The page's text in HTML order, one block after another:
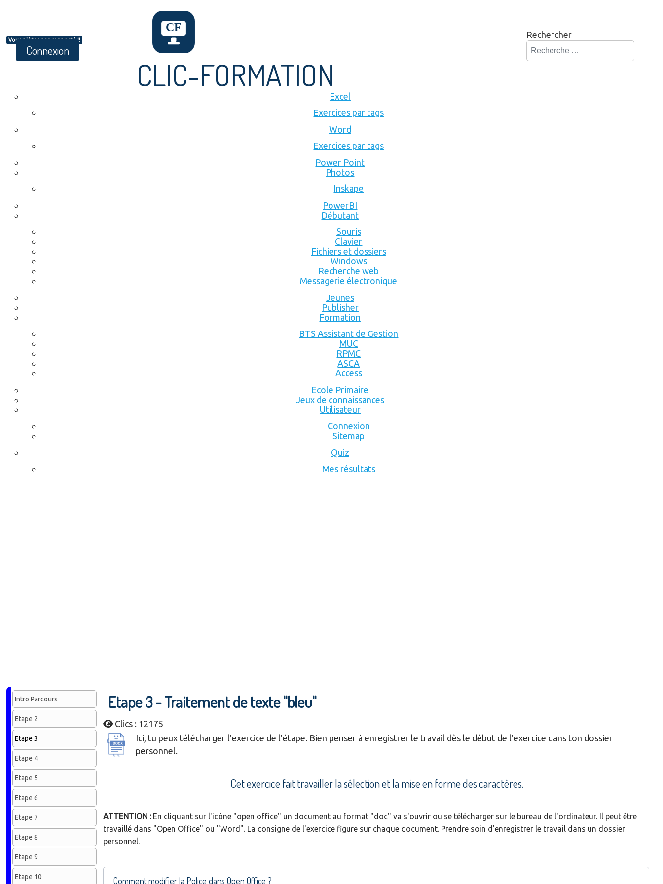
Vous n'êtes pas connecté !!
Connexion
CLIC-FORMATION
Rechercher
Excel
Exercices par tags
Word
Exercices par tags
Power Point
Photos
Inskape
PowerBI
Débutant
Souris
Clavier
Fichiers et dossiers
Windows
Recherche web
Messagerie électronique
Jeunes
Publisher
Formation
BTS Assistant de Gestion
MUC
RPMC
ASCA
Access
Ecole Primaire
Jeux de connaissances
Utilisateur
Connexion
Sitemap
Quiz
Mes résultats
Intro Parcours
Etape 2
Etape 3
Etape 4
Etape 5
Etape 6
Etape 7
Etape 8
Etape 9
Etape 10
Etape 3 - Traitement de texte "bleu"
Clics : 12175
Ici, tu peux télécharger l'exercice de l'étape. Bien penser à enregistrer le travail dès le début de l'exercice dans ton dossier
personnel.
Cet exercice fait travailler la sélection et la mise en forme des caractères.
ATTENTION :En cliquant sur l'icône "open office" un document au format "doc" va s'ouvrir ou se télécharger sur le bureau de l'ordinateur. Il peut être
travaillé dans "Open Office" ou "Word". La consigne de l'exercice figure sur chaque document. Prendre soin d'enregistrer le travail dans un dossier
personnel.
Comment modifier la Police dans Open Office ?